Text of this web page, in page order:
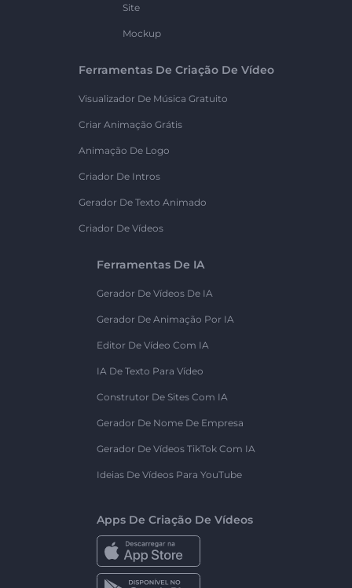
Site
Mockup
Ferramentas De Criação De Vídeo
Visualizador De Música Gratuito
Criar Animação Grátis
Animação De Logo
Criador De Intros
Gerador De Texto Animado
Criador De Vídeos
Ferramentas De IA
Gerador De Vídeos De IA
Gerador De Animação Por IA
Editor De Vídeo Com IA
IA De Texto Para Vídeo
Construtor De Sites Com IA
Gerador De Nome De Empresa
Gerador De Vídeos TikTok Com IA
Ideias De Vídeos Para YouTube
Apps De Criação De Vídeos